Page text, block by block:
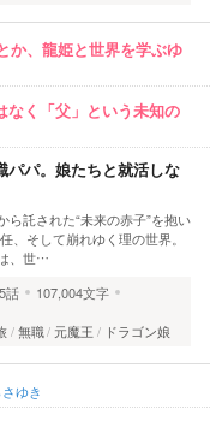
か、龍姫と世界を学ぶゆ
なく「父」という未知の
パパ。娘たちと就活しな
託された“未来の赤子”を抱い
、そして崩れゆく理の世界。
、世…
話
107,004文字
無職 元魔王 ドラゴン娘
ゆき